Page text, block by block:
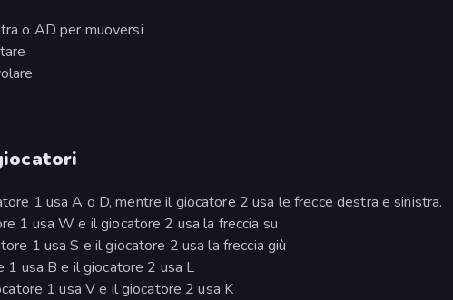
o AD per muoversi
1 usa A o D, mentre il giocatore 2 usa le frecce destra e sinistra.
1 usa W e il giocatore 2 usa la freccia su
1 usa S e il giocatore 2 usa la freccia giù
1 usa B e il giocatore 2 usa L
1 usa V e il giocatore 2 usa K